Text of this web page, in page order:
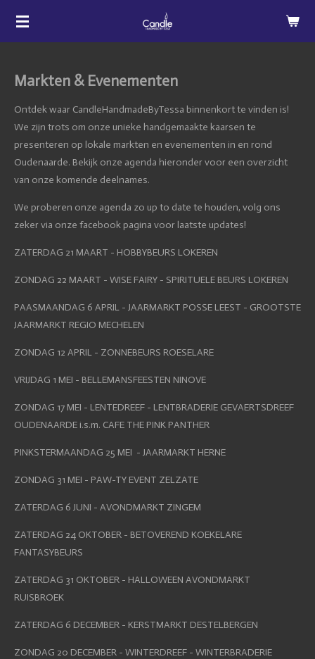
Ga
hoofdinhoud
Markten & Evenementen
Ontdek waar CandleHandmadeByTessa binnenkort te vinden is!
We zijn trots om onze unieke handgemaakte kaarsen te
presenteren op lokale markten en evenementen in en rond
Oudenaarde. Bekijk onze agenda hieronder voor een overzicht
van onze komende deelnames.
We proberen onze agenda zo up to date te houden, volg ons
zeker via onze facebook pagina voor laatste updates!
ZATERDAG 21 MAART - HOBBYBEURS LOKEREN
ZONDAG 22 MAART - WISE FAIRY - SPIRITUELE BEURS LOKEREN
PAASMAANDAG 6 APRIL - JAARMARKT POSSE LEEST - GROOTSTE
JAARMARKT REGIO MECHELEN
ZONDAG 12 APRIL - ZONNEBEURS ROESELARE
VRIJDAG 1 MEI - BELLEMANSFEESTEN NINOVE
ZONDAG 17 MEI - LENTEDREEF - LENTBRADERIE GEVAERTSDREEF
OUDENAARDE i.s.m. CAFE THE PINK PANTHER
PINKSTERMAANDAG 25 MEI - JAARMARKT HERNE
ZONDAG 31 MEI - PAW-TY EVENT ZELZATE
ZATERDAG 6 JUNI - AVONDMARKT ZINGEM
ZATERDAG 24 OKTOBER - BETOVEREND KOEKELARE
FANTASYBEURS
ZATERDAG 31 OKTOBER - HALLOWEEN AVONDMARKT
RUISBROEK
ZATERDAG 6 DECEMBER - KERSTMARKT DESTELBERGEN
ZONDAG 20 DECEMBER - WINTERDREEF - WINTERBRADERIE